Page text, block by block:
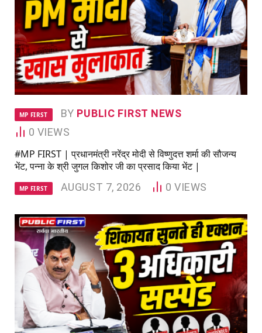
MP FIRST BY PUBLIC FIRST NEWS
0 VIEWS
#MP FIRST | प्रधानमंत्री नरेंद्र मोदी से विष्णुदत्त शर्मा की सौजन्य
भेंट, पन्ना के श्री जुगल किशोर जी का प्रसाद किया भेंट |
MP FIRST AUGUST 7, 2026 0VIEWS